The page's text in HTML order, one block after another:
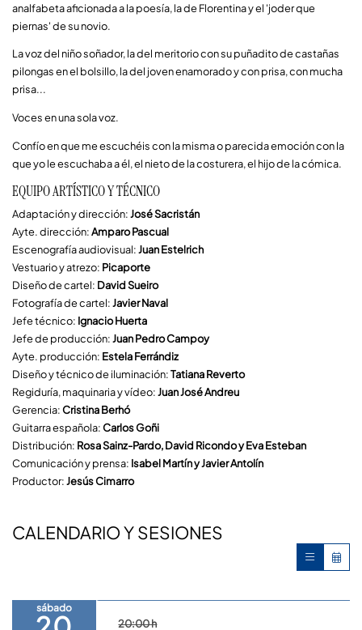
analfabeta aficionada a la poesía, la de Florentina y el 'joder que
piernas' de su novio.
La voz del niño soñador, la del meritorio con su puñadito de castañas
pilongas en el bolsillo, la del joven enamorado y con prisa, con mucha
prisa...
Voces en una sola voz.
Confío en que me escuchéis con la misma o parecida emoción con la
que yo le escuchaba a él, el nieto de la costurera, el hijo de la cómica.
EQUIPO ARTÍSTICO Y TÉCNICO
Adaptación y dirección:José Sacristán
Ayte. dirección:Amparo Pascual
Escenografía audiovisual:Juan Estelrich
Vestuario y atrezo: Picaporte
Diseño de cartel: David Sueiro
Fotografía de cartel:Javier Naval
Jefe técnico: Ignacio Huerta
Jefe de producción:Juan Pedro Campoy
Ayte. producción: Estela Ferrándiz
Diseño y técnico de iluminación:Tatiana Reverto
Regiduría, maquinaria y vídeo:Juan José Andreu
Gerencia:Cristina Berhó
Guitarra española:Carlos Goñi
Distribución: Rosa Sainz-Pardo, David Ricondo y Eva Esteban
Comunicación y prensa: Isabel Martín y Javier Antolín
Productor:Jesús Cimarro
CALENDARIO Y SESIONES
sábado
20:00 h